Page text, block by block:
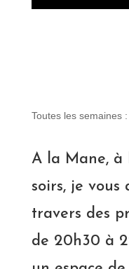
Toutes les semaines :
A la Mane, à
soirs, je vous
travers des
de 20h30 à